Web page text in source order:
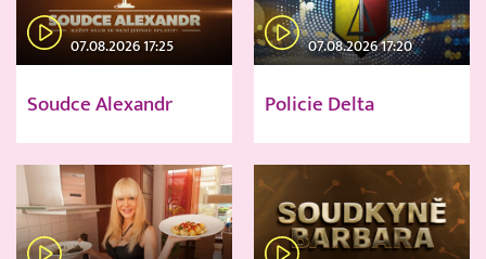
07.08.2026 17:25
Soudce Alexandr
07.08.2026 17:20
Policie Delta